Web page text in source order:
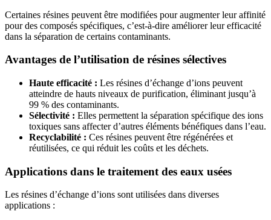
Certaines résines peuvent être modifiées pour augmenter leur affinité
pour des composés spécifiques, c’est-à-dire améliorer leur efficacité
dans la séparation de certains contaminants.
Avantages de l’utilisation de résines sélectives
Haute efficacité : Les résines d’échange d’ions peuvent
atteindre de hauts niveaux de purification, éliminant jusqu’à
99 % des contaminants.
Sélectivité : Elles permettent la séparation spécifique des ions
toxiques sans affecter d’autres éléments bénéfiques dans l’eau.
Recyclabilité : Ces résines peuvent être régénérées et
réutilisées, ce qui réduit les coûts et les déchets.
Applications dans le traitement des eaux usées
Les résines d’échange d’ions sont utilisées dans diverses
applications :